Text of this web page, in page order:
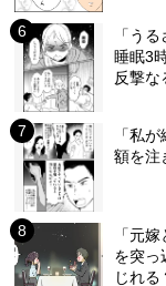
「う
睡眠3
反撃な
「私
額を注
「元
を突っ
じれる